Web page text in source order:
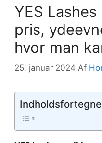
YES
pris,
hvor man
25. januar 2024 Af